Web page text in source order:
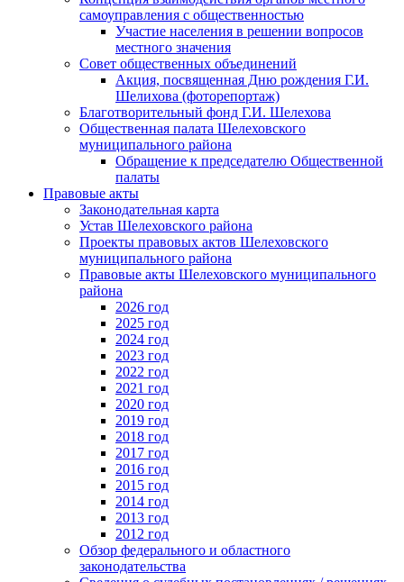
самоуправления с общественностью
Участие населения в решении вопросов
местного значения
Совет общественных объединений
Акция, посвященная Дню рождения Г.И.
Шелихова (фоторепортаж)
Благотворительный фонд Г.И. Шелехова
Общественная палата Шелеховского
муниципального района
Обращение к председателю Общественной
палаты
Правовые акты
Законодательная карта
Устав Шелеховского района
Проекты правовых актов Шелеховского
муниципального района
Правовые акты Шелеховского муниципального
района
2026 год
2025 год
2024 год
2023 год
2022 год
2021 год
2020 год
2019 год
2018 год
2017 год
2016 год
2015 год
2014 год
2013 год
2012 год
Обзор федерального и областного
законодательства